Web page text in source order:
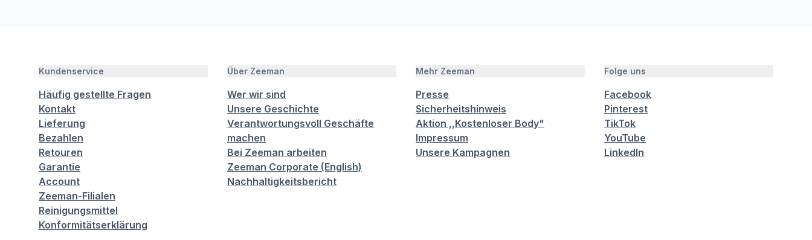
Kundenservice
Häufig gestellte Fragen
Kontakt
Lieferung
Bezahlen
Retouren
Garantie
Account
Zeeman-Filialen
Reinigungsmittel
Konformitätserklärung
Über Zeeman
Wer wir sind
Unsere Geschichte
Verantwortungsvoll Geschäfte
machen
Bei Zeeman arbeiten
Zeeman Corporate (English)
Nachhaltigkeitsbericht
Mehr Zeeman
Presse
Sicherheitshinweis
Aktion ,,Kostenloser Body"
Impressum
Unsere Kampagnen
Folge uns
Facebook
Pinterest
TikTok
YouTube
LinkedIn